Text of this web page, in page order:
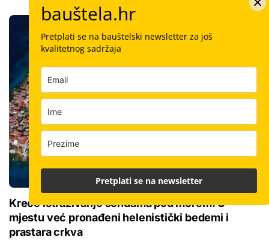
Kreće istraživanje sondama pod morem: U
mjestu već pronađeni helenistički bedemi i
prastara crkva
bauštela.hr
Pretplati se na bauštelski newsletter za još
kvalitetnog sadržaja
Pretplati se na newsletter